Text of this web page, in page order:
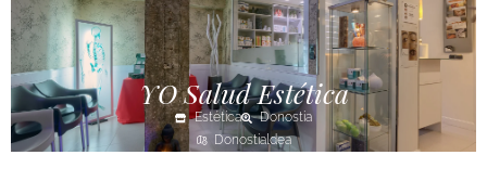
YO Salud Estética
Estética
Donostia
Donostialdea